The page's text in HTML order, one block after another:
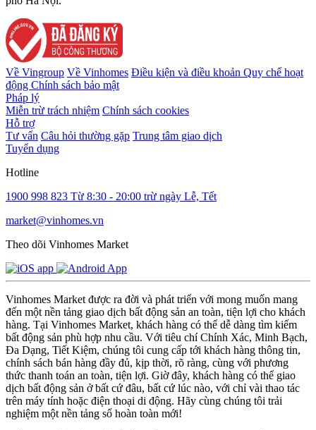
Về Vingroup Về Vinhomes Điều kiện và điều khoản Quy chế hoạt
động Chính sách bảo mật
Pháp lý
Miễn trừ trách nhiệm Chính sách cookies
Hỗ trợ
Tư vấn Câu hỏi thường gặp Trung tâm giao dịch
Tuyển dụng
Hotline
1900 998 823 Từ 8:30 - 20:00 trừ ngày Lễ, Tết
market@vinhomes.vn
Theo dõi Vinhomes Market
Vinhomes Market được ra đời và phát triển với mong muốn mang
đến một nền tảng giao dịch bất động sản an toàn, tiện lợi cho khách
hàng. Tại Vinhomes Market, khách hàng có thể dễ dàng tìm kiếm
bất động sản phù hợp nhu cầu. Với tiêu chí Chính Xác, Minh Bạch,
Đa Dạng, Tiết Kiệm, chúng tôi cung cấp tới khách hàng thông tin,
chính sách bán hàng đầy đủ, kịp thời, rõ ràng, cùng với phương
thức thanh toán an toàn, tiện lợi. Giờ đây, khách hàng có thể giao
dịch bất động sản ở bất cứ đâu, bất cứ lúc nào, với chỉ vài thao tác
trên máy tính hoặc điện thoại di động. Hãy cùng chúng tôi trải
nghiệm một nền tảng số hoàn toàn mới!